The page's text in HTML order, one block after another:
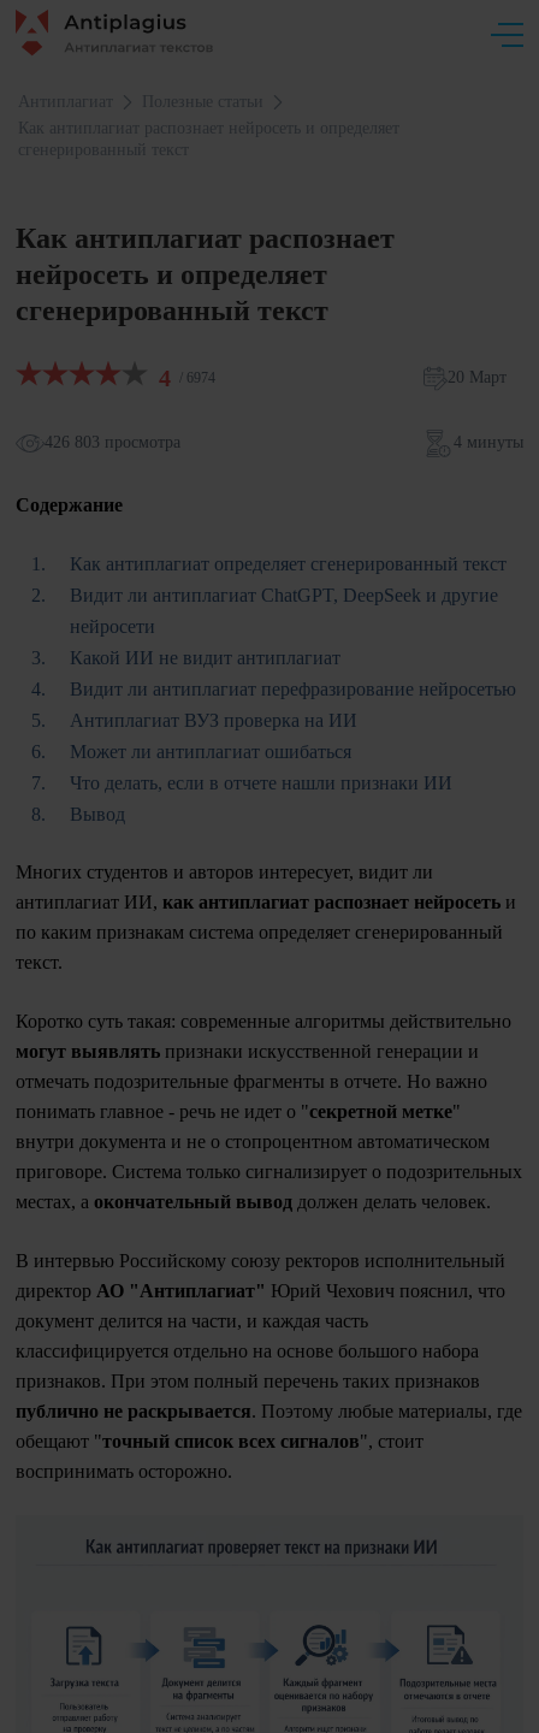
Антиплагиат
Полезные статьи
Как антиплагиат распознает нейросеть и определяет
сгенерированный текст
Как антиплагиат распознает
нейросеть и определяет
сгенерированный текст
4 / 6974 20 Март
426 803 просмотра 4 минуты
Содержание
Как антиплагиат определяет сгенерированный текст
Видит ли антиплагиат ChatGPT, DeepSeek и другие
нейросети
Какой ИИ не видит антиплагиат
Видит ли антиплагиат перефразирование нейросетью
Антиплагиат ВУЗ проверка на ИИ
Может ли антиплагиат ошибаться
Что делать, если в отчете нашли признаки ИИ
Вывод
Многих студентов и авторов интересует, видит ли
антиплагиат ИИ, как антиплагиат распознает нейросеть и
по каким признакам система определяет сгенерированный
текст.
Коротко суть такая: современные алгоритмы действительно
могут выявлять признаки искусственной генерации и
отмечать подозрительные фрагменты в отчете. Но важно
понимать главное - речь не идет о "секретной метке"
внутри документа и не о стопроцентном автоматическом
приговоре. Система только сигнализирует о подозрительных
местах, а окончательный вывод должен делать человек.
В интервью Российскому союзу ректоров исполнительный
директор АО "Антиплагиат" Юрий Чехович пояснил, что
документ делится на части, и каждая часть
классифицируется отдельно на основе большого набора
признаков. При этом полный перечень таких признаков
публично не раскрывается. Поэтому любые материалы, где
обещают "точный список всех сигналов", стоит
воспринимать осторожно.